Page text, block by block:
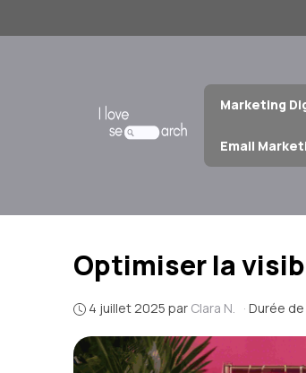
au
Marketing
Email
Optimiser la
4 juillet 2025 par Clara N. · Durée